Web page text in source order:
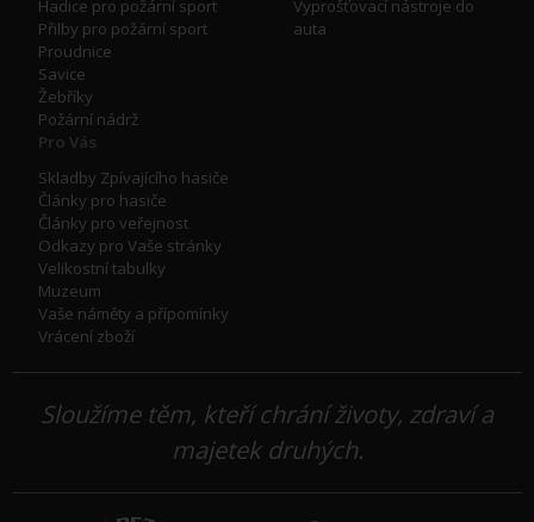
Hadice pro požární sport
Přilby pro požární sport
Proudnice
Savice
Žebříky
Požární nádrž
Vyprošťovací nástroje do
auta
Pro Vás
Skladby Zpívajícího hasiče
Články pro hasiče
Články pro veřejnost
Odkazy pro Vaše stránky
Velikostní tabulky
Muzeum
Vaše náměty a přípomínky
Vrácení zboží
Sloužíme těm, kteří chrání životy, zdraví a
majetek druhých.